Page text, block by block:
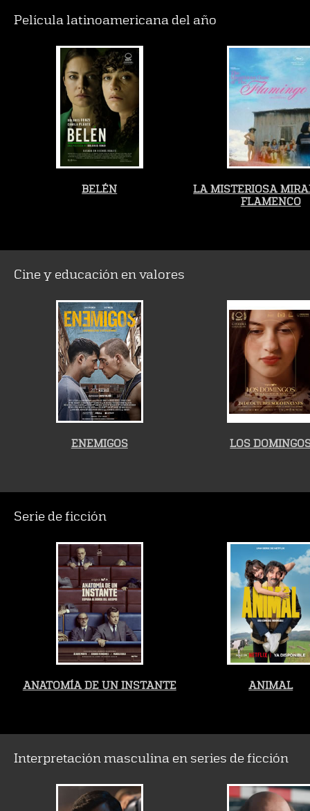
Película latinoamericana del año
BELÉN
LA MISTERIOSA
FLAMENCO
Cine y educación en valores
ENEMIGOS LOS
Serie de ficción
ANATOMÍA DE UN INSTANTE ANIMAL
Interpretación masculina en series de ficción